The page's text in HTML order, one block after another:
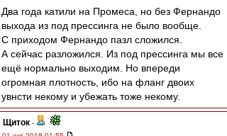
Два года катили на Промеса, но без Фернандо
выхода из под прессинга не было вообще.
С приходом Фернандо пазл сложился.
А сейчас разложился. Из под прессинга мы все
ещё нормально выходим. Но впереди
огромная плотность, ибо на фланг двоих
увнсти некому и убежать тоже некому.
Щиток -